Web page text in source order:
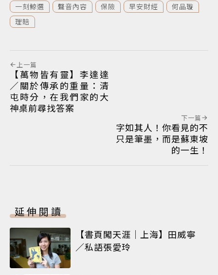
一刻鯨選 聲音內容 保險 早安財經
何品璇
理賠
上一篇
【萬物皆有靈】李達達
／關於傳承的重量：清
屯時分，在我們家的大
神桌前尋找答案
下一篇
字如其人！你看見的不
只是筆墨，而是蘇東坡
的一生！
延伸閱讀
【書頁闖天涯｜上海】田威寧
／私語張愛玲